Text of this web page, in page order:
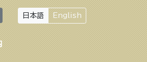
日本語 English